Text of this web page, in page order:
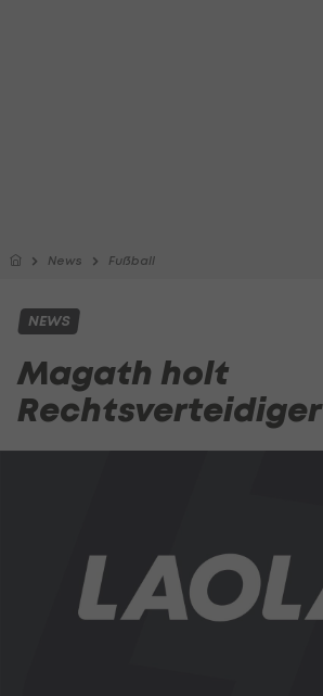
News Fußball
NEWS
Magath holt
Rechtsverteidiger